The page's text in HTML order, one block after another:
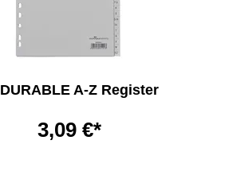
DURABLE A-Z Register
3,09 €*